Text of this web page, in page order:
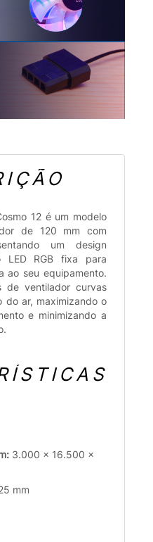
12 é um modelo
de 120 mm com
um design
LED RGB fixa para
ao seu equipamento.
de ventilador curvas
do ar, maximizando o
e minimizando a
3.000 x 16.500 x
mm